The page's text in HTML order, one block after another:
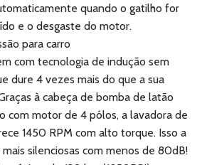
quando o gatilho for
e o desgaste do motor.
para carro
com tecnologia de indução sem
dure 4 vezes mais do que a sua
à cabeça de bomba de latão
com motor de 4 pólos, a lavadora de
1450 RPM com alto torque. Isso a
silenciosas com menos de 80dB!